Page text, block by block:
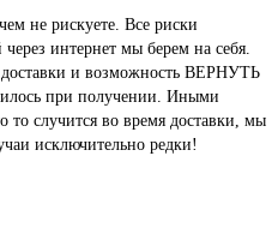
не рискуете. Все риски
интернет мы берем на себя.
и возможность ВЕРНУТЬ
при получении. Иными
то случится во время доставки, мы
исключительно редки!